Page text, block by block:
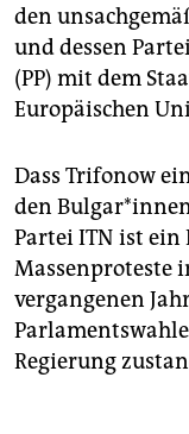
den
und dessen
(PP) mit dem
Europäischen
Dass Trifonow
den
Partei ITN ist ein
Massenproteste
vergangenen
Regierung